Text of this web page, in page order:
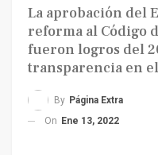
La aprobación del
reforma al Código
fueron logros del
transparencia en
By Página Extra
On Ene 13, 2022